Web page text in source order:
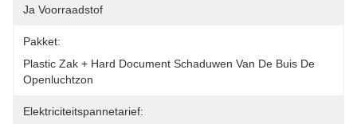
Ja Voorraadstof
Pakket:
Plastic Zak + Hard Document Schaduwen Van De Buis De
Openluchtzon
Elektriciteitspannetarief: